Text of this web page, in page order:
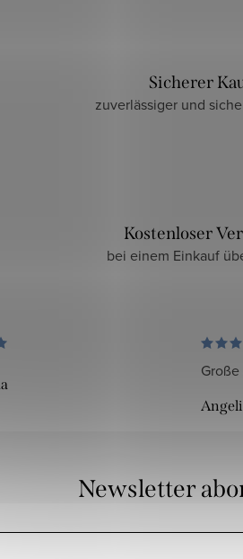
Sicherer
zuverlässiger und
Kostenloser
bei einem Einkauf
Newsletter